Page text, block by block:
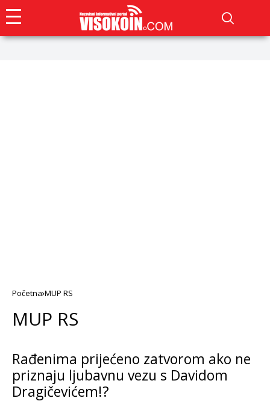
Početna MUP RS
MUP RS
Rađenima prijećeno zatvorom ako ne
priznaju ljubavnu vezu s Davidom
Dragičevićem!?